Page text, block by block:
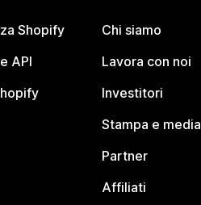
Shopify
API
Chi siamo
Lavora con noi
Investitori
Stampa e media
Partner
Affiliati